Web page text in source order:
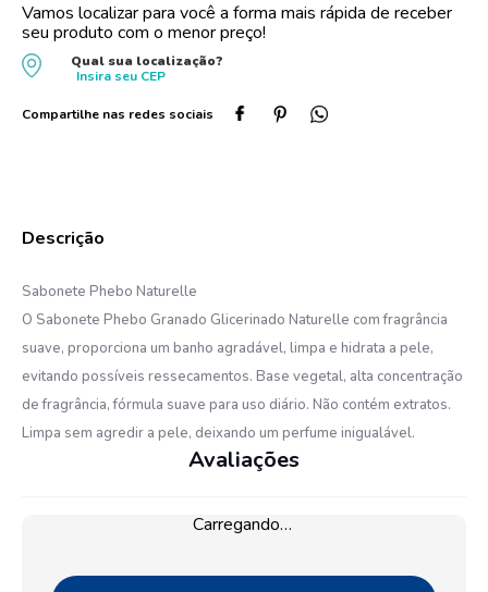
Vamos localizar para você a forma mais rápida de receber
seu produto com o menor preço!
Qual sua localização?
Insira seu CEP
Sabonete Phebo Naturelle
O Sabonete Phebo Granado Glicerinado Naturelle com fragrância
suave, proporciona um banho agradável, limpa e hidrata a pele,
evitando possíveis ressecamentos. Base vegetal, alta concentração
de fragrância, fórmula suave para uso diário. Não contém extratos.
Limpa sem agredir a pele, deixando um perfume inigualável.
Avaliações
Carregando…
9º lenço umedecido
oleo